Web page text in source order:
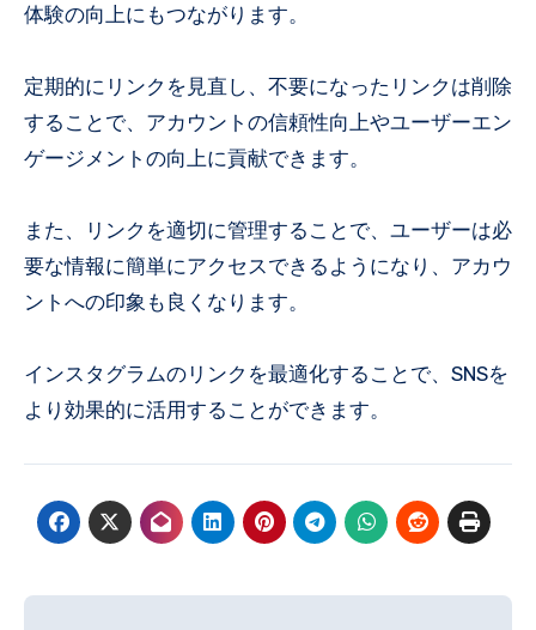
体験の向上にもつながります。
定期的にリンクを見直し、不要になったリンクは削除
することで、アカウントの信頼性向上やユーザーエン
ゲージメントの向上に貢献できます。
また、リンクを適切に管理することで、ユーザーは必
要な情報に簡単にアクセスできるようになり、アカウ
ントへの印象も良くなります。
インスタグラムのリンクを最適化することで、SNSを
より効果的に活用することができます。